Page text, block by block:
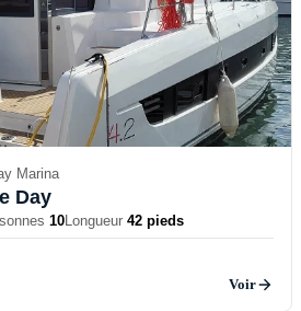
Marina
Day
10Longueur 42 pieds
Voir